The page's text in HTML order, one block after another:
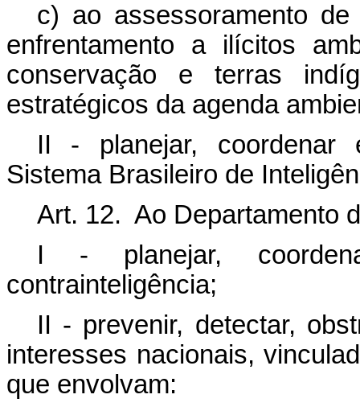
c) ao assessoramento
enfrentamento a ilícitos
conservação e terras
estratégicos da agenda
II - planejar, coordenar
Sistema Brasileiro de
Art. 12. Ao Departamento
I - planejar,
contrainteligência;
II - prevenir, detectar,
interesses nacionais,
que envolvam: